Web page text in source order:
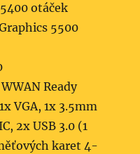
otáček
5500
Ready
VGA, 1x 3.5mm
2x USB 3.0 (1
karet 4-